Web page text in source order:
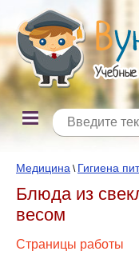
Медицина \ Гигиена
Блюда из
весом
Страницы работы